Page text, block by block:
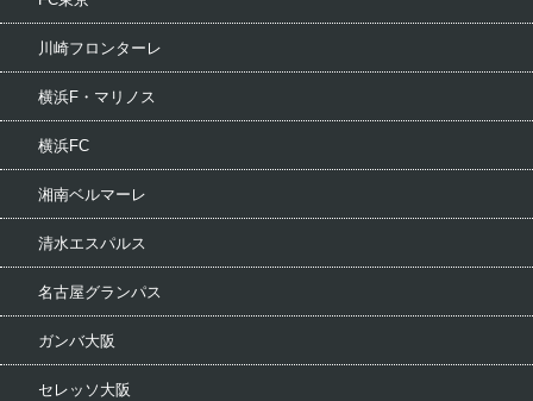
川崎フロンターレ
横浜F・マリノス
横浜FC
湘南ベルマーレ
清水エスパルス
名古屋グランパス
ガンバ大阪
セレッソ大阪